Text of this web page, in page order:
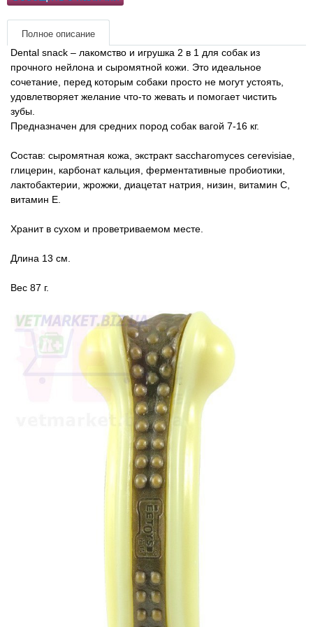
Полное описание
Dental snack – лакомство и игрушка 2 в 1 для собак из
прочного нейлона и сыромятной кожи. Это идеальное
сочетание, перед которым собаки просто не могут устоять,
удовлетворяет желание что-то жевать и помогает чистить
зубы.
Предназначен для средних пород собак вагой 7-16 кг.
Состав: сыромятная кожа, экстракт saccharomyces cerevisiae,
глицерин, карбонат кальция, ферментативные пробиотики,
лактобактерии, жрожжи, диацетат натрия, низин, витамин С,
витамин Е.
Хранит в сухом и проветриваемом месте.
Длина 13 см.
Вес 87 г.
Товары для голубей
Товары для людей
Популярные зоотовары